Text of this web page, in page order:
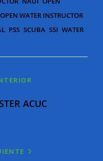
OPEN WATER INSTRUCTOR
PSS SCUBA SSI WATER
ACUC